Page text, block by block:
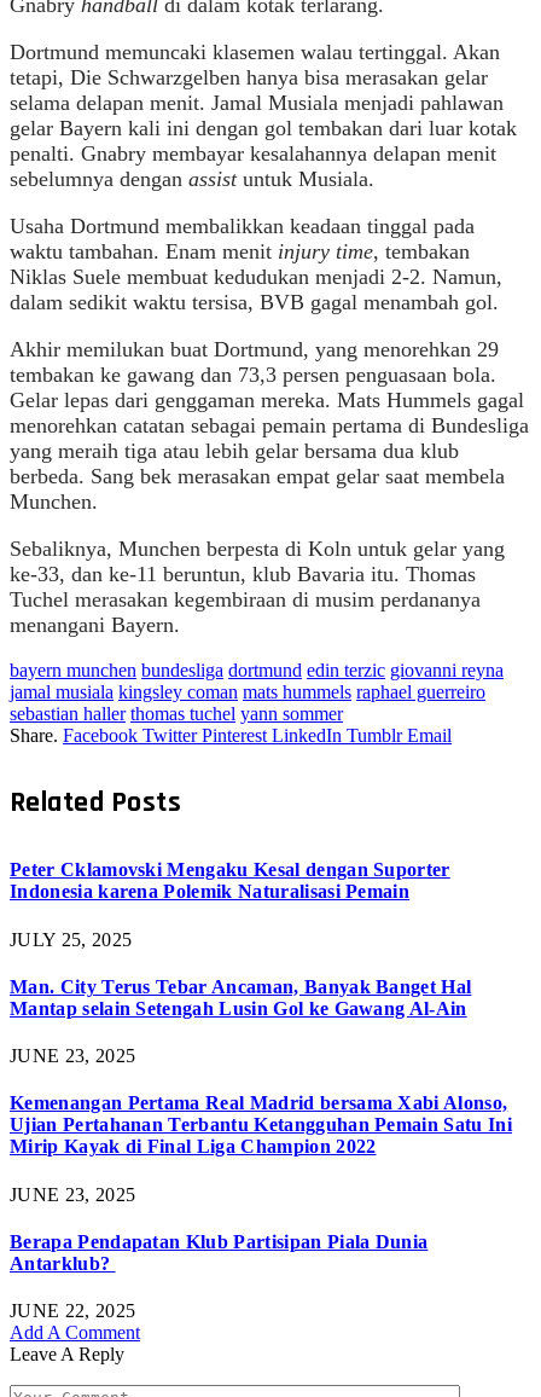
Dortmund memuncaki klasemen walau tertinggal. Akan
tetapi, Die Schwarzgelben hanya bisa merasakan gelar
selama delapan menit. Jamal Musiala menjadi pahlawan
gelar Bayern kali ini dengan gol tembakan dari luar kotak
penalti. Gnabry membayar kesalahannya delapan menit
sebelumnya dengan assistuntuk Musiala.
Usaha Dortmund membalikkan keadaan tinggal pada
waktu tambahan. Enam menit injury time, tembakan
Niklas Suele membuat kedudukan menjadi 2-2. Namun,
dalam sedikit waktu tersisa, BVB gagal menambah gol.
Akhir memilukan buat Dortmund, yang menorehkan 29
tembakan ke gawang dan 73,3 persen penguasaan bola.
Gelar lepas dari genggaman mereka. Mats Hummels gagal
menorehkan catatan sebagai pemain pertama di Bundesliga
yang meraih tiga atau lebih gelar bersama dua klub
berbeda. Sang bek merasakan empat gelar saat membela
Munchen.
Sebaliknya, Munchen berpesta di Koln untuk gelar yang
ke-33, dan ke-11 beruntun, klub Bavaria itu. Thomas
Tuchel merasakan kegembiraan di musim perdananya
menangani Bayern.
bayern munchen bundesliga dortmund edin terzic giovanni reyna
jamal musiala kingsley coman mats hummels raphael guerreiro
sebastian haller thomas tuchel yann sommer
Share. Facebook Twitter Pinterest LinkedIn Tumblr Email
Related Posts
Peter Cklamovski Mengaku Kesal dengan Suporter
Indonesia karena Polemik Naturalisasi Pemain
JULY 25, 2025
Man. City Terus Tebar Ancaman, Banyak Banget Hal
Mantap selain Setengah Lusin Gol ke Gawang Al-Ain
JUNE 23, 2025
Kemenangan Pertama Real Madrid bersama Xabi Alonso,
Ujian Pertahanan Terbantu Ketangguhan Pemain Satu Ini
Mirip Kayak di Final Liga Champion 2022
JUNE 23, 2025
Berapa Pendapatan Klub Partisipan Piala Dunia
Antarklub?
JUNE 22, 2025
Add A Comment
Leave A Reply